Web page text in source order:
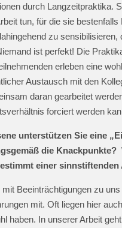
durch Langzeitpraktika.
tun, für die sie
zu
ist perfekt! Die
erleben eine
Austausch mit den
daran gearbeitet
forciert werden
unterstützen Sie eine
die Knackpunkte?
einer
Beeinträchtigungen zu
mit. Oft liegen hier
haben. In unserer Arbeit